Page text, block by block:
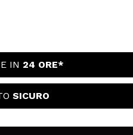
IN 24 ORE*
SICURO